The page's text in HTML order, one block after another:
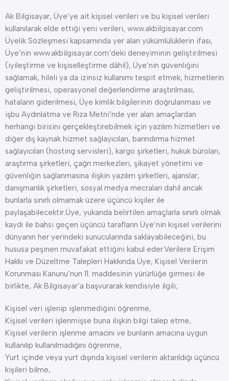
Ak Bilgisayar, Üye’ye ait kişisel verileri ve bu kişisel verileri
kullanılarak elde ettiği yeni verileri, www.akbilgisayar.com
Üyelik Sözleşmesi kapsamında yer alan yükümlülüklerin ifası,
Üye’nin www.akbilgisayar.com‘deki deneyiminin geliştirilmesi
(iyileştirme ve kişiselleştirme dâhil), Üye’nin güvenliğini
sağlamak, hileli ya da izinsiz kullanımı tespit etmek, hizmetlerin
geliştirilmesi, operasyonel değerlendirme araştırılması,
hataların giderilmesi, Üye kimlik bilgilerinin doğrulanması ve
işbu Aydınlatma ve Rıza Metni’nde yer alan amaçlardan
herhangi birisini gerçekleştirebilmek için yazılım hizmetleri ve
diğer dış kaynak hizmet sağlayıcıları, barındırma hizmet
sağlayıcıları (hosting servisleri), kargo şirketleri, hukuk büroları,
araştırma şirketleri, çağrı merkezleri, şikayet yönetimi ve
güvenliğin sağlanmasına ilişkin yazılım şirketleri, ajanslar,
danışmanlık şirketleri, sosyal medya mecraları dahil ancak
bunlarla sınırlı olmamak üzere üçüncü kişiler ile
paylaşabilecektir.Üye, yukarıda belirtilen amaçlarla sınırlı olmak
kaydı ile bahsi geçen üçüncü tarafların Üye’nin kişisel verilerini
dünyanın her yerindeki sunucularında saklayabileceğini, bu
hususa peşinen muvafakat ettiğini kabul eder.Verilere Erişim
Hakkı ve Düzeltme Talepleri Hakkında Üye, Kişisel Verilerin
Korunması Kanunu’nun 11. maddesinin yürürlüğe girmesi ile
birlikte, Ak Bilgisayar’a başvurarak kendisiyle ilgili;
Kişisel veri işlenip işlenmediğini öğrenme,
Kişisel verileri işlenmişse buna ilişkin bilgi talep etme,
Kişisel verilerin işlenme amacını ve bunların amacına uygun
kullanılıp kullanılmadığını öğrenme,
Yurt içinde veya yurt dışında kişisel verilerin aktarıldığı üçüncü
kişileri bilme,